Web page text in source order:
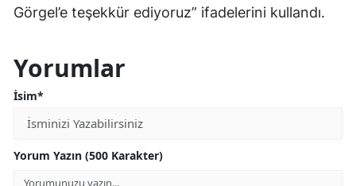
Görgel’e teşekkür ediyoruz” ifadelerini kullandı.
Yorumlar
İsim*
Yorum Yazın (500 Karakter)